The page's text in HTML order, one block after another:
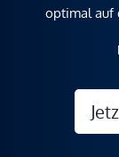
optimal auf